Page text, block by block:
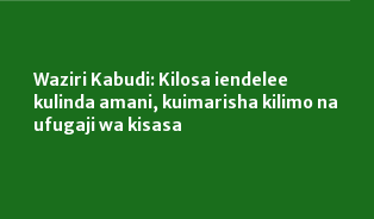
Waziri Kabudi: Kilosa iendelee
kulinda amani, kuimarisha kilimo na
ufugaji wa kisasa